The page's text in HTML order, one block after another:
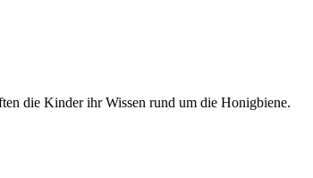
die Kinder ihr Wissen rund um die Honigbiene.